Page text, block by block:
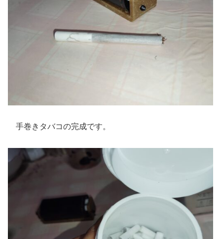
手巻きタバコの完成です。